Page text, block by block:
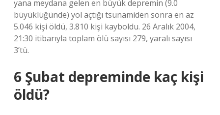
yana meydana gelen en büyük depremin (9.0
büyüklüğünde) yol açtığı tsunamiden sonra en az
5.046 kişi öldü, 3.810 kişi kayboldu. 26 Aralık 2004,
21:30 itibarıyla toplam ölü sayısı 279, yaralı sayısı
3’tü.
6 Şubat depreminde kaç kişi
öldü?